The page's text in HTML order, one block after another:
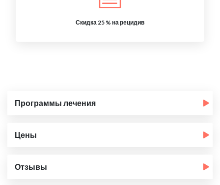
Скидка 25 % на рецидив
Программы лечения
Цены
Отзывы